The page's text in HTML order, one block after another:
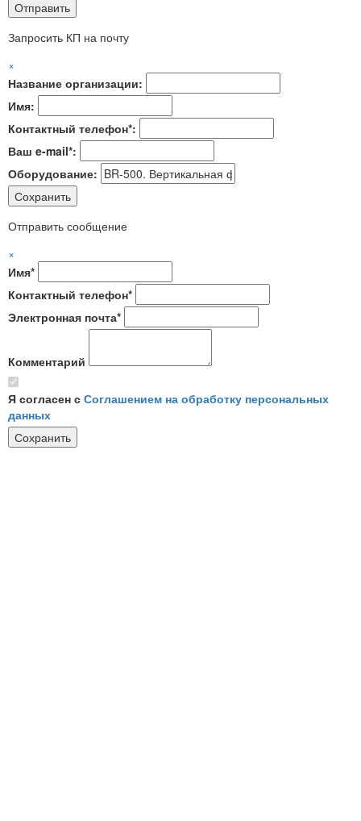
Запросить КП на почту
×
Название организации:
Имя:
Контактный телефон*:
Ваш e-mail*:
Оборудование:
Отправить сообщение
×
Имя*
Контактный телефон*
Электронная почта*
Комментарий
Я согласен с Соглашением на обработку персональных
данных